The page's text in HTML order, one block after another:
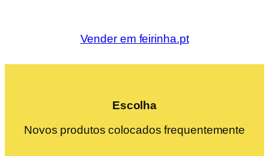
Vender em feirinha.pt
Escolha
Novos produtos colocados frequentemente